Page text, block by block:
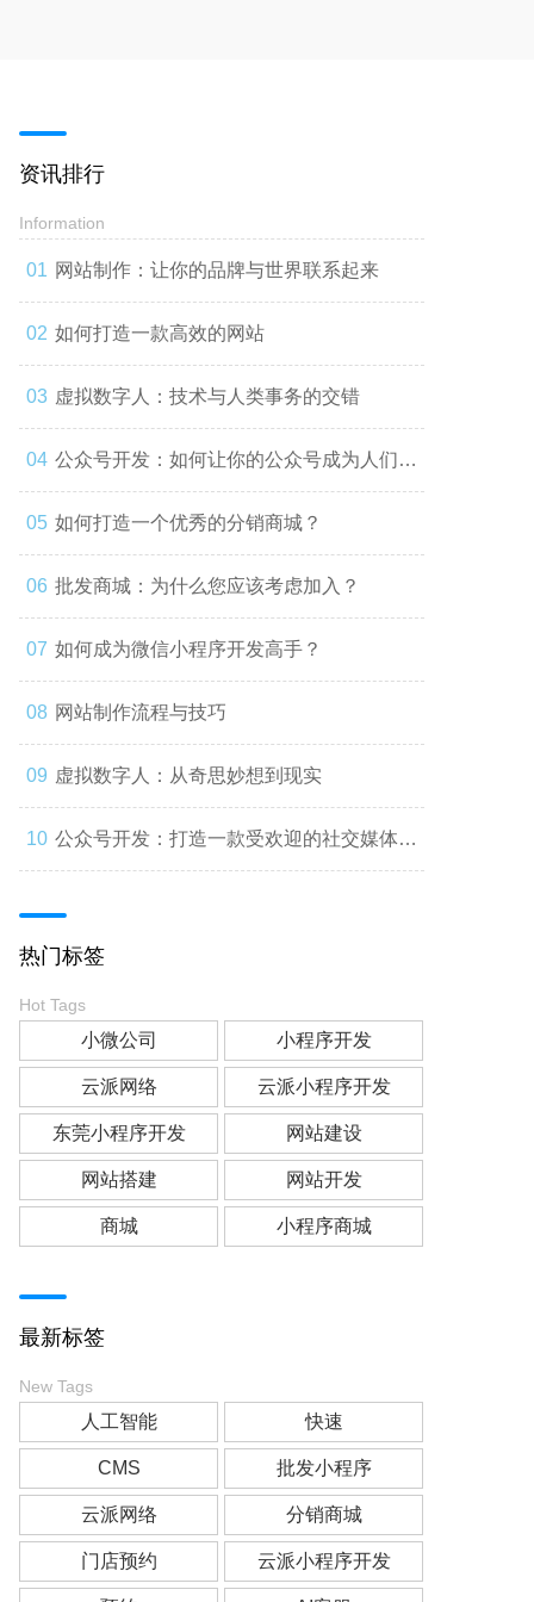
资讯排行
Information
网站制作：让你的品牌与世界联系起来
如何打造一款高效的网站
虚拟数字人：技术与人类事务的交错
公众号开发：如何让你的公众号成为人们心
中的第一选择
如何打造一个优秀的分销商城？
批发商城：为什么您应该考虑加入？
如何成为微信小程序开发高手？
网站制作流程与技巧
虚拟数字人：从奇思妙想到现实
公众号开发：打造一款受欢迎的社交媒体应
热门标签
Hot Tags
小微公司 小程序开发
云派网络 云派小程序开发
东莞小程序开发 网站建设
网站搭建 网站开发
商城 小程序商城
最新标签
New Tags
人工智能 快速
CMS 批发小程序
云派网络 分销商城
门店预约 云派小程序开发